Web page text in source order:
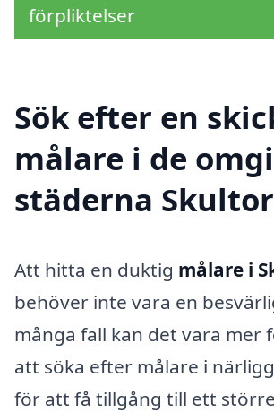
förpliktelser
Sök efter en
målare i de
städerna
Att hitta en duktig målare i
behöver inte vara en
många fall kan det vara mer
att söka efter målare i
för att få tillgång till ett